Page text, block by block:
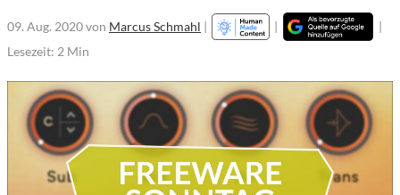
09. Aug. 2020von Marcus Schmahl | |
|
Lesezeit: 2 Min